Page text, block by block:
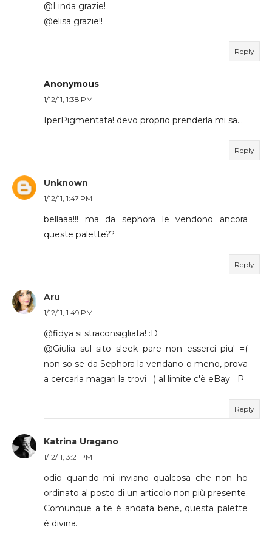
@Linda grazie!
@elisa grazie!!
Reply
Anonymous
1/12/11, 1:38 PM
IperPigmentata! devo proprio prenderla mi sa...
Reply
Unknown
1/12/11, 1:47 PM
bellaaa!!! ma da sephora le vendono ancora
queste palette??
Reply
Aru
1/12/11, 1:49 PM
@fidya si straconsigliata! :D
@Giulia sul sito sleek pare non esserci piu' =(
non so se da Sephora la vendano o meno, prova
a cercarla magari la trovi =) al limite c'è eBay =P
Reply
Katrina Uragano
1/12/11, 3:21 PM
odio quando mi inviano qualcosa che non ho
ordinato al posto di un articolo non più presente.
Comunque a te è andata bene, questa palette
è divina.